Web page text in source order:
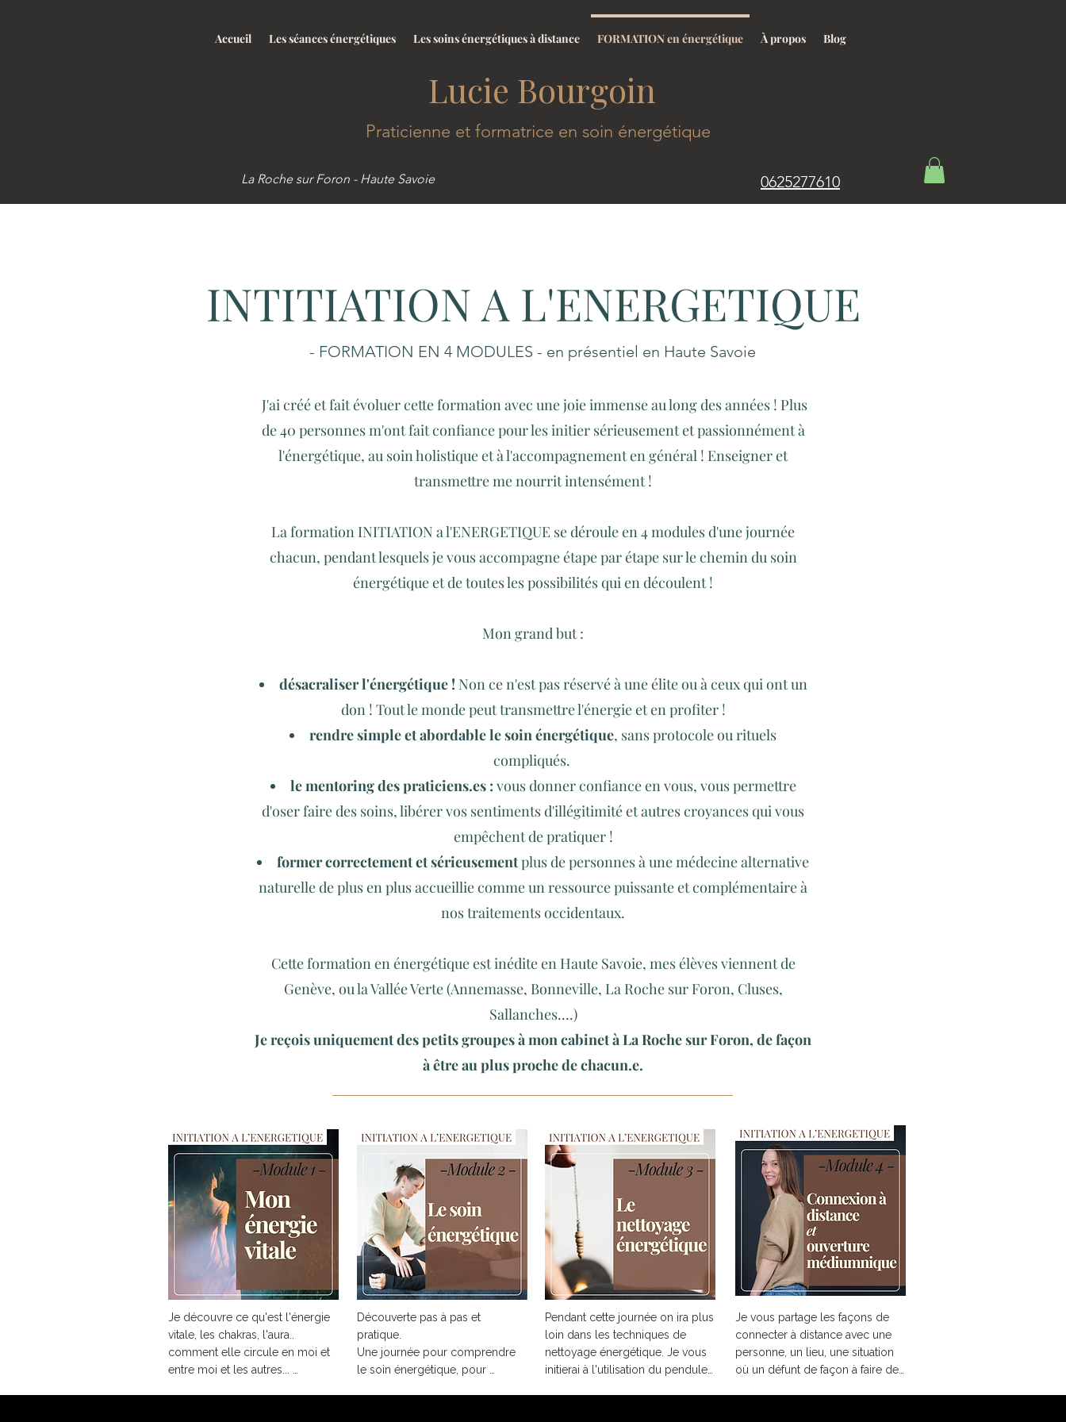
La Roche sur Foron - Haute Savoie 0625277610
Accueil Les séances énergétiques Les soins énergétiques à distance FORMATION en énergétique À propos Blog
Praticienne et formatrice en soin énergétique​
Lucie Bourgoin
INTITIATION A L'ENERGETIQUE
- FORMATION EN 4 MODULES - en présentiel en Haute Savoie
J'ai créé et fait évoluer cette formation avec une joie immense au long des années ! Plus
de 40 personnes m'ont fait confiance pour les initier sérieusement et passionnément à
l'énergétique, au soin holistique et à l'accompagnement en général ! Enseigner et
transmettre me nourrit intensément !
La formation INITIATION a l'ENERGETIQUE se déroule en 4 modules d'une journée
chacun, pendant lesquels je vous accompagne étape par étape sur le chemin du soin
énergétique et de toutes les possibilités qui en découlent !
Mon grand but :
désacraliser l'énergétique ! Non ce n'est pas réservé à une élite ou à ceux qui ont un
don ! Tout le monde peut transmettre l'énergie et en profiter !
rendre simple et abordable le soin énergétique, sans protocole ou rituels
compliqués.
le mentoring des praticiens.es : vous donner confiance en vous, vous permettre
d'oser faire des soins, libérer vos sentiments d'illégitimité et autres croyances qui vous
empêchent de pratiquer !
former correctement et sérieusementplus de personnes à une médecine alternative
naturelle de plus en plus accueillie comme un ressource puissante et complémentaire à
nos traitements occidentaux.
Cette formation en énergétique est inédite en Haute Savoie, mes élèves viennent de
Genève, ou la Vallée Verte (Annemasse, Bonneville, La Roche sur Foron, Cluses,
Sallanches....)
Je reçois uniquement des petits groupes à mon cabinet à La Roche sur Foron, de façon
à être au plus proche de chacun.e.
Je découvre ce qu'est l'énergie
vitale, les chakras, l'aura..
comment elle circule en moi et
entre moi et les autres...
Découverte pas à pas et
pratique.
Une journée pour comprendre
le soin énergétique, pour
Pendant cette journée on ira plus
loin dans les techniques de
nettoyage énergétique. Je vous
initierai à l'utilisation du pendule
Je vous partage les façons de
connecter à distance avec une
personne, un lieu, une situation
où un défunt de façon à faire des